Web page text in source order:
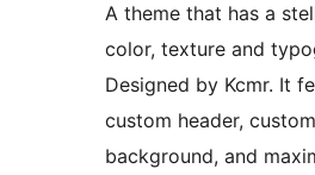
A theme that has a
color, texture and
Designed by Kcmr. It
custom header, custom
background, and